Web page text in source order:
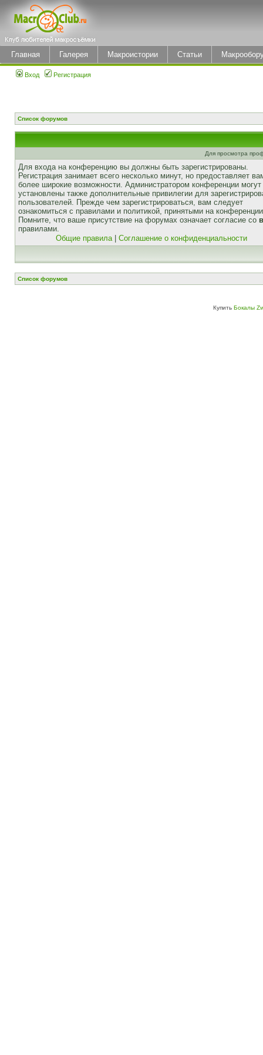
Главная Галерея Макроистории Статьи
Вход Регистрация
Список форумов
Для просмотра
Для входа на конференцию вы должны быть зарегистрированы.
Регистрация занимает всего несколько минут, но предоставляет
более широкие возможности. Администратором конференции
установлены также дополнительные привилегии для
пользователей. Прежде чем зарегистрироваться, вам следует
ознакомиться с правилами и политикой, принятыми на
Помните, что ваше присутствие на форумах означает согласие со
правилами.
Общие правила| Соглашение о конфиденциальности
Список форумов
Купить Бокалы